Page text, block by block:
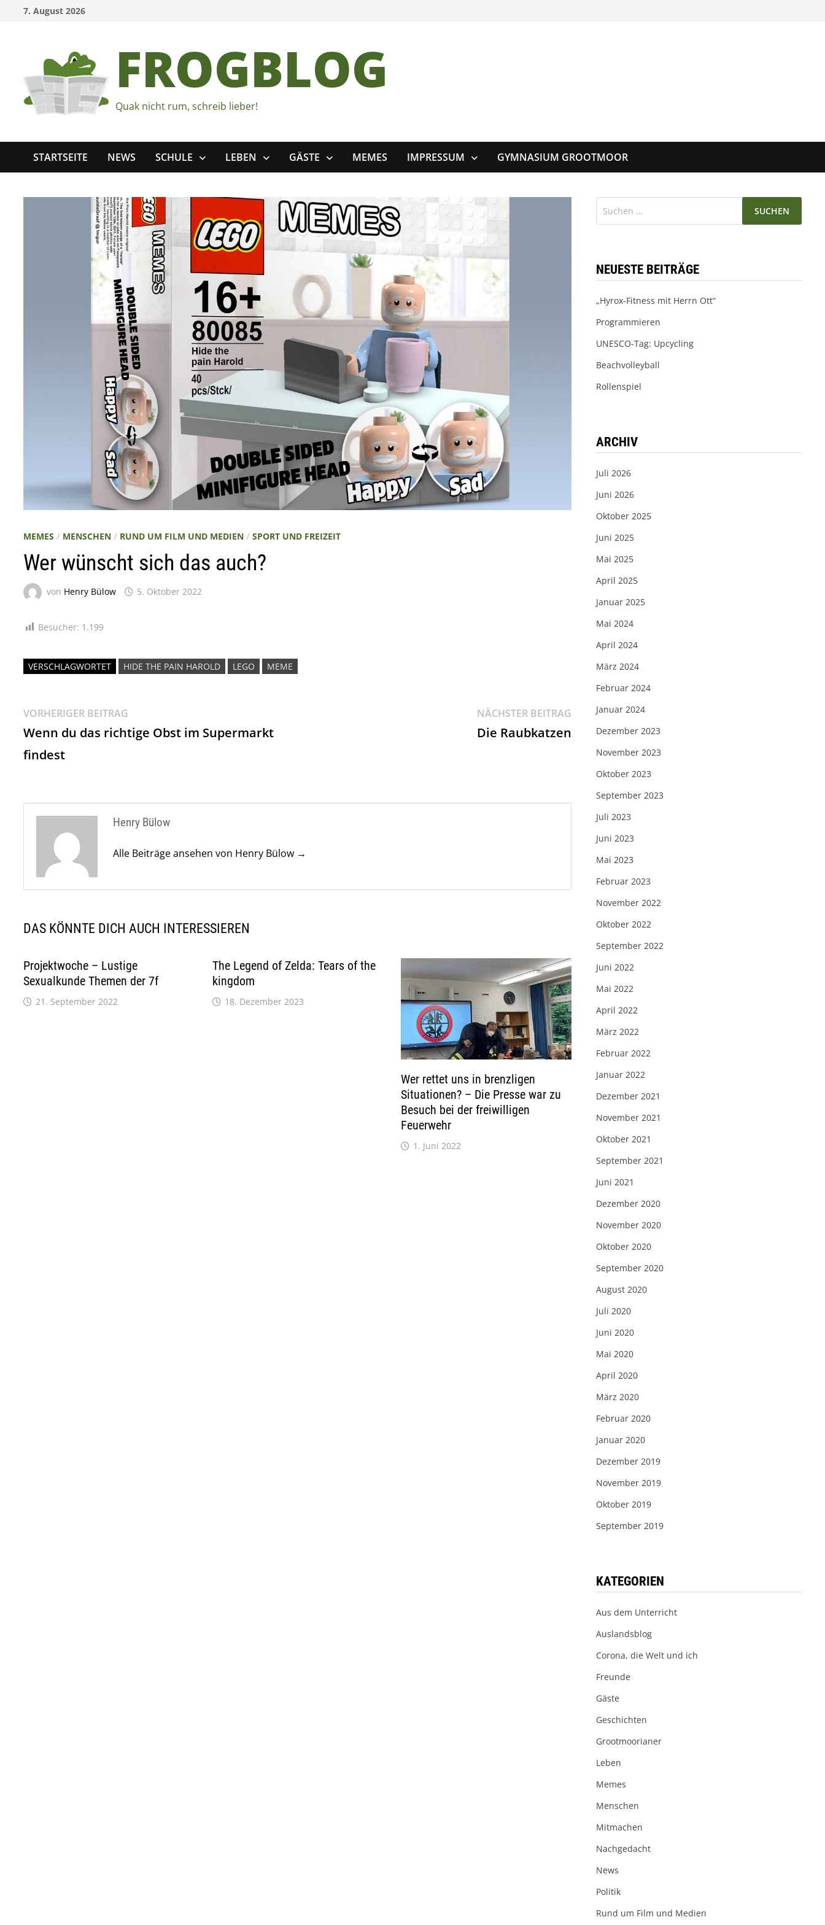
7. August 2026
FROGBLOG
Quak nicht rum, schreib lieber!
STARTSEITE NEWS SCHULE LEBEN GÄSTE MEMES IMPRESSUM GYMNASIUM GROOTMOOR
MEMES / MENSCHEN / RUND UM FILM UND MEDIEN /SPORT UND FREIZEIT
Wer wünscht sich das auch?
von Henry Bülow 5. Oktober 2022
Besucher: 1.199
VERSCHLAGWORTET HIDE THE PAIN HAROLD LEGO MEME
Beitragsnavigation
VORHERIGER BEITRAG
Beitrag:
Wenn du das richtige Obst im Supermarkt
findest
NÄCHSTER BEITRAGNächster
Beitrag:
Die Raubkatzen
Henry Bülow
Alle Beiträge ansehen von Henry Bülow →
DAS KÖNNTE DICH AUCH INTERESSIEREN
Projektwoche – Lustige
Sexualkunde Themen der 7f
21. September 2022
The Legend of Zelda: Tears of the
kingdom
18. Dezember 2023
Wer rettet uns in brenzligen
Situationen? – Die Presse war zu
Besuch bei der freiwilligen
Feuerwehr
1. Juni 2022
NEUESTE BEITRÄGE
„Hyrox-Fitness mit Herrn Ott“
Programmieren
UNESCO-Tag: Upcycling
Beachvolleyball
Rollenspiel
ARCHIV
Juli 2026
Juni 2026
Oktober 2025
Juni 2025
Mai 2025
April 2025
Januar 2025
Mai 2024
April 2024
März 2024
Februar 2024
Januar 2024
Dezember 2023
November 2023
Oktober 2023
September 2023
Juli 2023
Juni 2023
Mai 2023
Februar 2023
November 2022
Oktober 2022
September 2022
Juni 2022
Mai 2022
April 2022
März 2022
Februar 2022
Januar 2022
Dezember 2021
November 2021
Oktober 2021
September 2021
Juni 2021
Dezember 2020
November 2020
Oktober 2020
September 2020
August 2020
Juli 2020
Juni 2020
Mai 2020
April 2020
März 2020
Februar 2020
Januar 2020
Dezember 2019
November 2019
Oktober 2019
September 2019
KATEGORIEN
Aus dem Unterricht
Auslandsblog
Corona, die Welt und ich
Freunde
Gäste
Geschichten
Grootmoorianer
Leben
Memes
Menschen
Mitmachen
Nachgedacht
News
Politik
Rund um Film und Medien